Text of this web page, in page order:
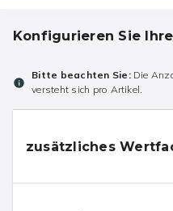
Konfigurieren Sie
Bitte beachten Sie:Die
versteht sich pro Artikel.
zusätzliches